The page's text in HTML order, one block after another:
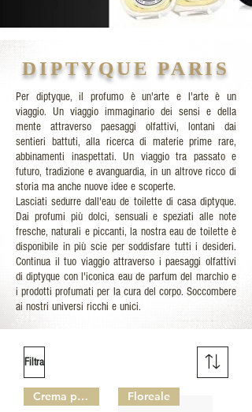
DIPTYQUE PARIS
Per diptyque, il profumo è un'arte e l'arte è un
viaggio. Un viaggio immaginario dei sensi e della
mente attraverso paesaggi olfattivi, lontani dai
sentieri battuti, alla ricerca di materie prime rare,
abbinamenti inaspettati. Un viaggio tra passato e
futuro, tradizione e avanguardia, in un altrove ricco di
storia ma anche nuove idee e scoperte.
Lasciati sedurre dall'eau de toilette di casa diptyque.
Dai profumi più dolci, sensuali e speziati alle note
fresche, naturali e piccanti, la nostra eau de toilette è
disponibile in più scie per soddisfare tutti i desideri.
Continua il tuo viaggio attraverso i paesaggi olfattivi
di diptyque con l'iconica eau de parfum del marchio e
i prodotti profumati per la cura del corpo. Soccombere
ai nostri universi ricchi e unici.
Filtra
Crema per le mani Floreale